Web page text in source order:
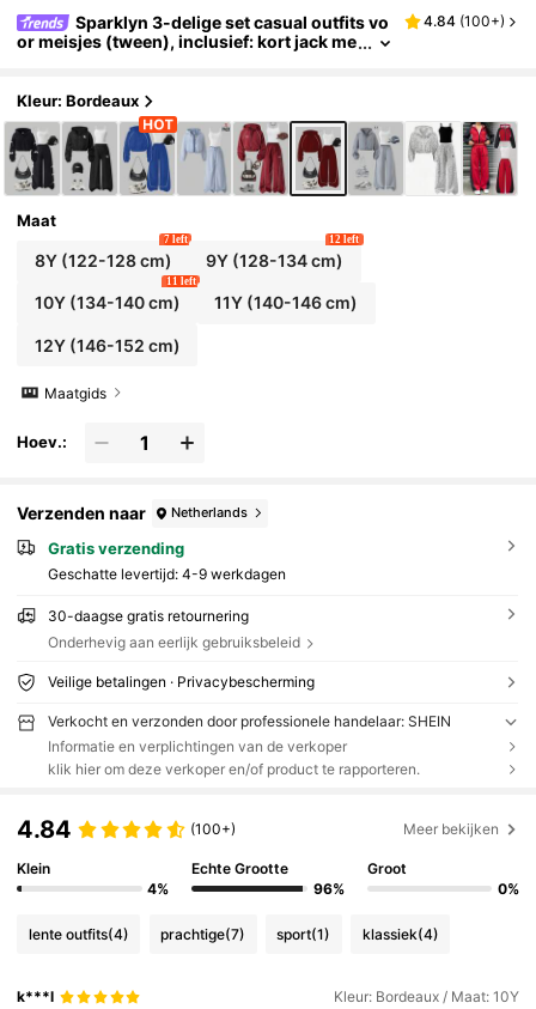
Sparklyn 3-delige set casual outfits vo
or meisjes (tween), inclusief: kort jack me
4.84 (100+)
Kleur: Bordeaux
Maat
8Y(122-128 cm)
7 left
9Y (128-134 cm)
12 left
10Y(134-140 cm)
11 left
11Y (140-146 cm)
12Y(146-152 cm)
Maatgids
Hoev.:
Verzenden naar Netherlands
Gratis verzending
Geschatte levertijd: 4-9 werkdagen
30-daagse gratis retournering
Onderhevig aan eerlijk gebruiksbeleid
Veilige betalingen · Privacybescherming
Verkocht en verzonden door professionele handelaar: SHEIN
Informatie en verplichtingen van de verkoper
klik hier om deze verkoper en/of product te rapporteren.
4.84 (100+) Meer bekijken
Klein
4%
Echte Grootte
96%
Groot
0%
lente outfits(4) prachtige(7) sport(1) klassiek(4)
k***l Kleur: Bordeaux / Maat: 10Y